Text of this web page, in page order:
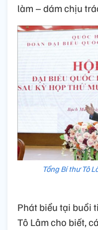
làm – dám chịu
Tổng Bí thư Tô
Phát biểu tại buổi
Tô Lâm cho biết,